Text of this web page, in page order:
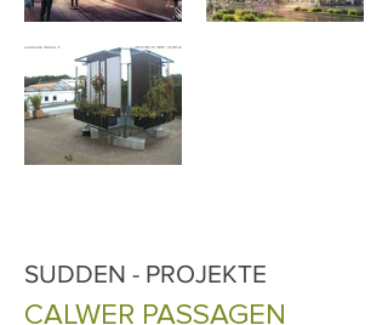
SUDDEN - PROJEKTE
CALWER PASSAGEN